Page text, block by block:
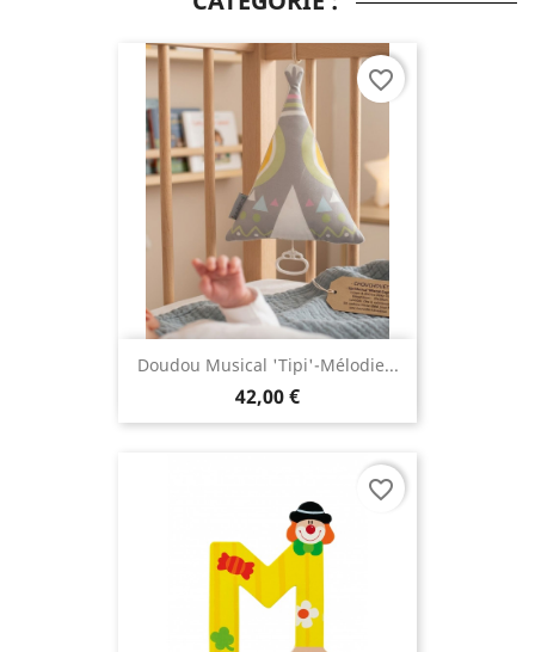
Doudou Musical 'Tipi'-Mélodie...
42,00 €
favorite_border
favorite_border